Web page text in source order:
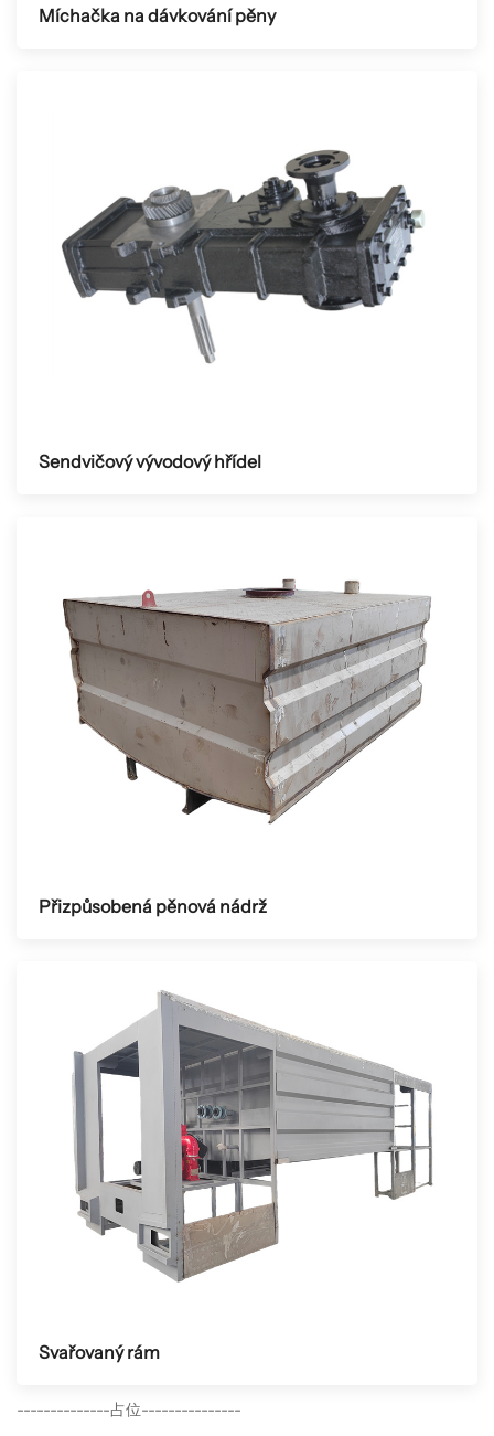
Míchačka na dávkování pěny
Sendvičový vývodový hřídel
Přizpůsobená pěnová nádrž
Svařovaný rám
--------------占位---------------